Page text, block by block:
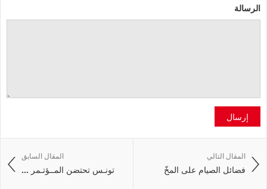
الرسالة
إرسال
المقال السابق
تونـس تحتضن المــؤتـمر ...
المقال التالي
فضائل الصيام على المخّ